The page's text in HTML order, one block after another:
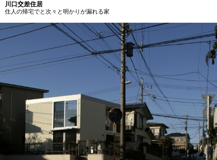
川口交差住居
住人の帰宅でと次々と明かりが漏れる家